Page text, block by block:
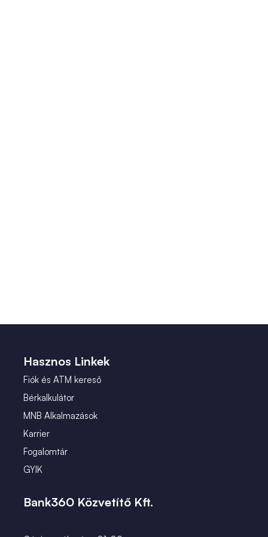
Hasznos Linkek
Fiók és ATM kereső
Bérkalkulátor
MNB Alkalmazások
Karrier
Fogalomtár
GYIK
Bank360 Közvetítő Kft.